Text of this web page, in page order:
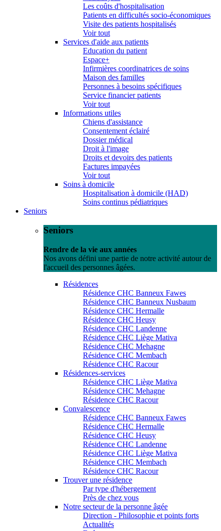
Les coûts d'hospitalisation
Patients en difficultés socio-économiques
Visite des patients hospitalisés
Voir tout
Services d'aide aux patients
Education du patient
Espace+
Infirmières coordinatrices de soins
Maison des familles
Personnes à besoins spécifiques
Service financier patients
Voir tout
Informations utiles
Chiens d'assistance
Consentement éclairé
Dossier médical
Droit à l'image
Droits et devoirs des patients
Factures impayées
Voir tout
Soins à domicile
Hospitalisation à domicile (HAD)
Soins continus pédiatriques
Seniors
Seniors
Rendre de la vie aux années
Nos avons défini une partie de notre activité autour de
l'accueil des personnes âgées.
Résidences
Résidence CHC Banneux Fawes
Résidence CHC Banneux Nusbaum
Résidence CHC Hermalle
Résidence CHC Heusy
Résidence CHC Landenne
Résidence CHC Liège Mativa
Résidence CHC Mehagne
Résidence CHC Membach
Résidence CHC Racour
Résidences-services
Résidence CHC Liège Mativa
Résidence CHC Mehagne
Résidence CHC Racour
Convalescence
Résidence CHC Banneux Fawes
Résidence CHC Hermalle
Résidence CHC Heusy
Résidence CHC Landenne
Résidence CHC Liège Mativa
Résidence CHC Membach
Résidence CHC Racour
Trouver une résidence
Par type d'hébergement
Près de chez vous
Notre secteur de la personne âgée
Direction - Philosophie et points forts
Actualités